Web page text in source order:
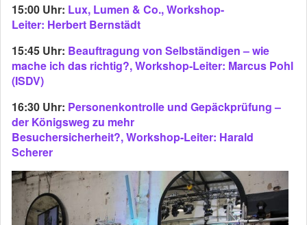
15:00 Uhr: Lux, Lumen & Co., Workshop-
Leiter: Herbert Bernstädt
15:45 Uhr: Beauftragung von Selbständigen – wie
mache ich das richtig?, Workshop-Leiter: Marcus Pohl
(ISDV)
16:30 Uhr: Personenkontrolle und Gepäckprüfung –
der Königsweg zu mehr
Besuchersicherheit?, Workshop-Leiter: Harald
Scherer